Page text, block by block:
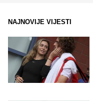
NAJNOVIJE VIJESTI